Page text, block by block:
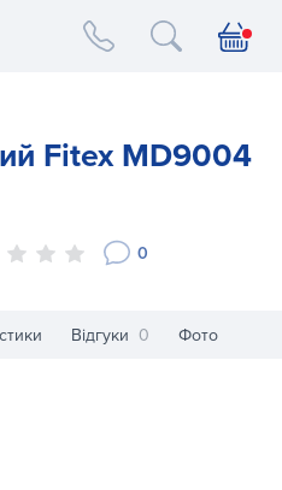
Interatletika logo
Fitex MD9004
0
Відгуки 0 Фото
з люверсами